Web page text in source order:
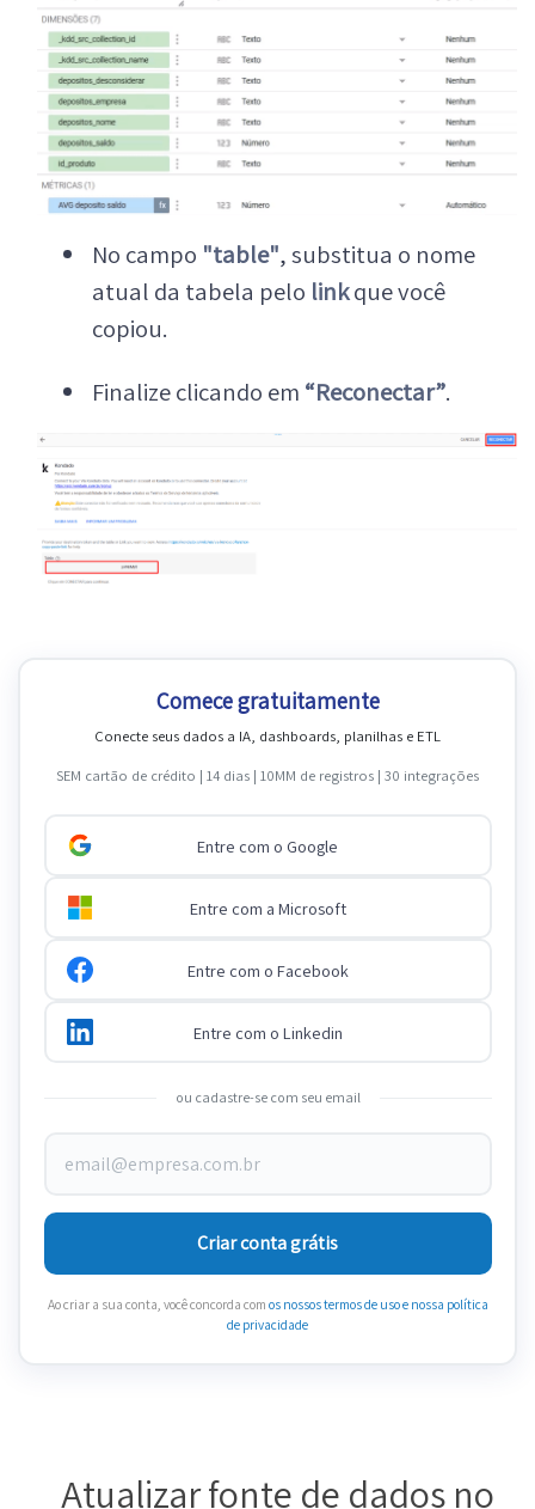
No campo "table", substitua o nome
atual da tabela pelo linkque você
copiou.
Finalize clicando em “Reconectar”.
Comece gratuitamente
Conecte seus dados a IA, dashboards, planilhas e ETL
SEM cartão de crédito | 14 dias | 10MM de registros | 30 integrações
Entre com o Google
Entre com a Microsoft
Entre com o Facebook
Entre com o Linkedin
ou cadastre-se com seu email
Criar conta grátis
Ao criar a sua conta, você concorda com os nossos termos de usoe nossa política
de privacidade
Atualizar fonte de dados no